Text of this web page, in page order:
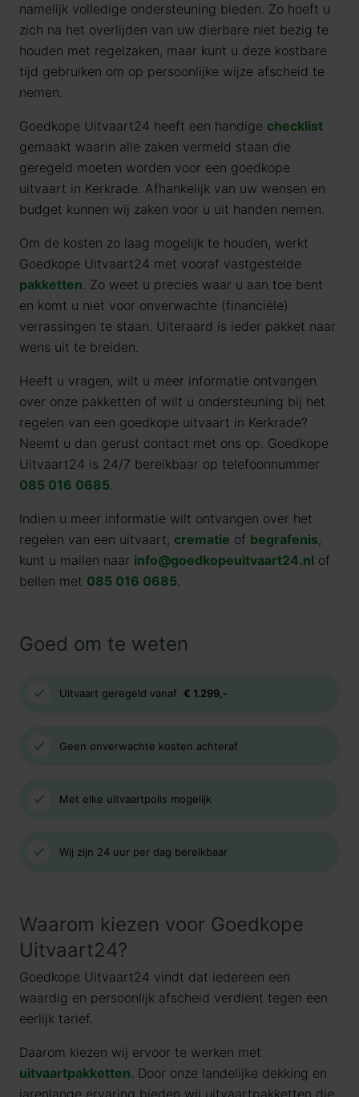
namelijk volledige ondersteuning bieden. Zo hoeft u
zich na het overlijden van uw dierbare niet bezig te
houden met regelzaken, maar kunt u deze kostbare
tijd gebruiken om op persoonlijke wijze afscheid te
nemen.
Goedkope Uitvaart24 heeft een handige checklist
gemaakt waarin alle zaken vermeld staan die
geregeld moeten worden voor een goedkope
uitvaart in Kerkrade. Afhankelijk van uw wensen en
budget kunnen wij zaken voor u uit handen nemen.
Om de kosten zo laag mogelijk te houden, werkt
Goedkope Uitvaart24 met vooraf vastgestelde
pakketten. Zo weet u precies waar u aan toe bent
en komt u niet voor onverwachte (financiële)
verrassingen te staan. Uiteraard is ieder pakket naar
wens uit te breiden.
Heeft u vragen, wilt u meer informatie ontvangen
over onze pakketten of wilt u ondersteuning bij het
regelen van een goedkope uitvaart in Kerkrade?
Neemt u dan gerust contact met ons op. Goedkope
Uitvaart24 is 24/7 bereikbaar op telefoonnummer
085 016 0685.
Indien u meer informatie wilt ontvangen over het
regelen van een uitvaart, crematie of begrafenis,
kunt u mailen naar info@goedkopeuitvaart24.nl of
bellen met 085 016 0685.
Goed om te weten
Uitvaart geregeld vanaf € 1.299,-
Geen onverwachte kosten achteraf
Met elke uitvaartpolis mogelijk
Wij zijn 24 uur per dag bereikbaar
Waarom kiezen voor Goedkope
Uitvaart24?
Goedkope Uitvaart24 vindt dat iedereen een
waardig en persoonlijk afscheid verdient tegen een
eerlijk tarief.
Daarom kiezen wij ervoor te werken met
uitvaartpakketten. Door onze landelijke dekking en
jarenlange ervaring bieden wij uitvaartpakketten die